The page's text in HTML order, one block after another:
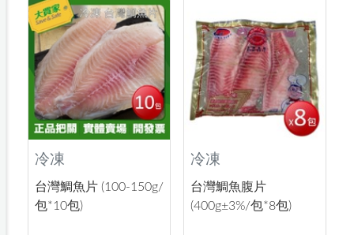
冷凍
台灣鯛魚片 (100-150g/
包*10包)
冷凍
台灣鯛魚腹片
(400g±3%/包*8包)